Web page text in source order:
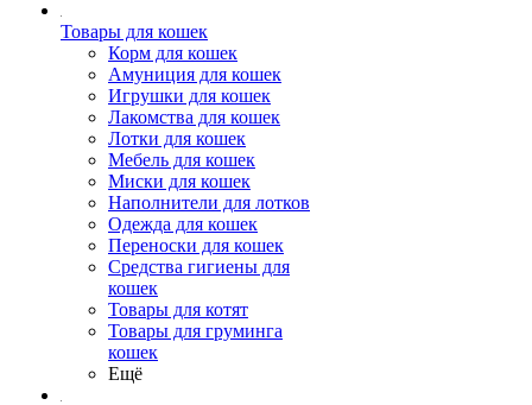
Товары для кошек
Корм для кошек
Амуниция для кошек
Игрушки для кошек
Лакомства для кошек
Лотки для кошек
Мебель для кошек
Миски для кошек
Наполнители для лотков
Одежда для кошек
Переноски для кошек
Средства гигиены для
кошек
Товары для котят
Товары для груминга
кошек
Ещё